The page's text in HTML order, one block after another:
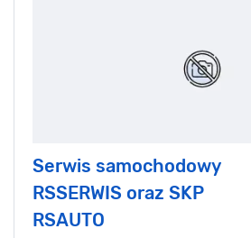
Serwis samochodowy
RSSERWIS oraz SKP
RSAUTO